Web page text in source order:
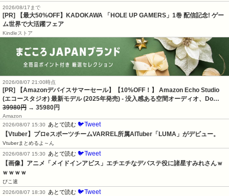
2026/08/17まで
[PR] 【最大50%OFF】KADOKAWA 「HOLE UP GAMERS」1巻 配信記念! ゲー
ム世界で大活躍フェア
Kindleストア
2026/08/07 21:00時点
[PR] 【Amazonデバイスサマーセール】【10%OFF！】 Amazon Echo Studio
(エコースタジオ) 最新モデル (2025年発売) - 没入感ある空間オーディオ、Do…
39980円 → 35980円
Amazon
2026/08/07 15:30
あとで読む 🐦Tweet
【Vtuber】プロeスポーツチームVARREL所属AITuber「LUMA」がデビュー。
Vtuberまとめるよ～ん
2026/08/07 15:30
あとで読む 🐦Tweet
【画像】アニメ「メイドインアビス」エチエチなデバステ役に諸星すみれさんｗ
ｗｗｗｗ
ぴこ速
2026/08/07 18:30
あとで読む 🐦Tweet